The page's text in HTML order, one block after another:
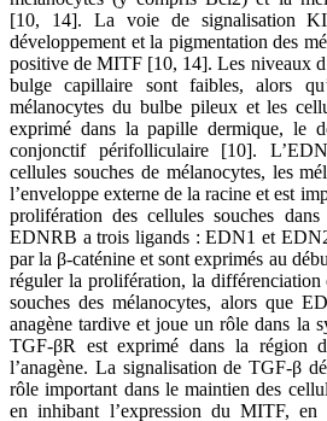
[10, 14]. La voie de signalisation
développement et la pigmentation des
positive de MITF [10, 14]. Les niveaux
bulge capillaire sont faibles, alors
mélanocytes du bulbe pileux et les
exprimé dans la papille dermique, le
conjonctif périfolliculaire [10].
cellules souches de mélanocytes, les
l’enveloppe externe de la racine et est
prolifération des cellules souches
EDNRB a trois ligands : EDN1 et
par la β-caténine et sont exprimés au
réguler la prolifération, la différenciation
souches des mélanocytes, alors que
anagène tardive et joue un rôle dans la
TGF-βR est exprimé dans la région
l’anagène. La signalisation de TGF-β
rôle important dans le maintien des
en inhibant l’expression du MITF, en